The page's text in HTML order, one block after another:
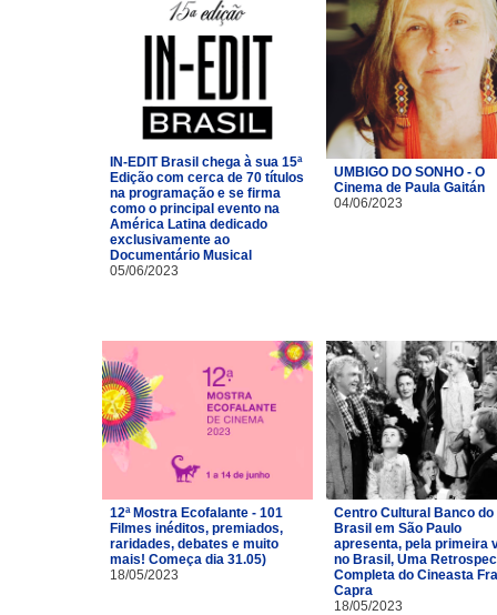
IN-EDIT Brasil chega à sua 15ª
Edição com cerca de 70 títulos
na programação e se firma
como o principal evento na
América Latina dedicado
exclusivamente ao
Documentário Musical
05/06/2023
UMBIGO DO SONHO - O
Cinema de Paula Gaitán
04/06/2023
12ª Mostra Ecofalante - 101
Filmes inéditos, premiados,
raridades, debates e muito
mais! Começa dia 31.05)
18/05/2023
Centro Cultural Banco do
Brasil em São Paulo
apresenta, pela primeira
no Brasil, Uma
Completa do Cineasta
Capra
18/05/2023